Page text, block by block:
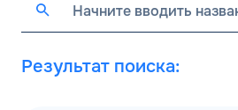
Результат поиска: